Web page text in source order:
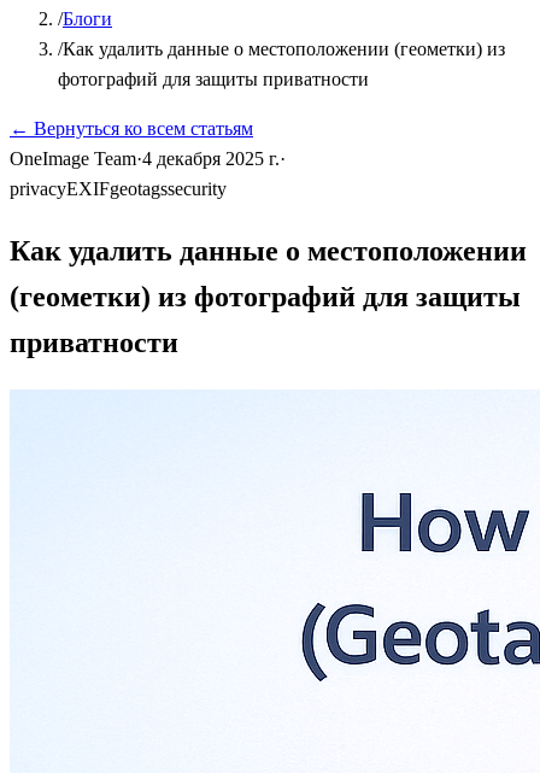
/Блоги
/Как удалить данные о местоположении (геометки) из
фотографий для защиты приватности
← Вернуться ко всем статьям
OneImage Team·4 декабря 2025 г.·
privacyEXIFgeotagssecurity
Как удалить данные о местоположении
(геометки) из фотографий для защиты
приватности